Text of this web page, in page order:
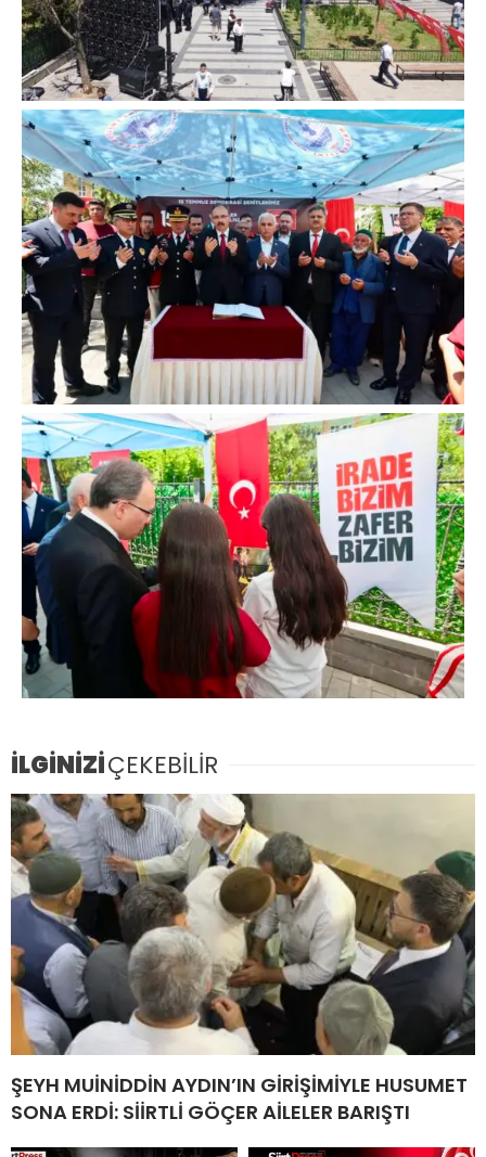
İLGİNİZİÇEKEBİLİR
ŞEYH MUİNİDDİN AYDIN’IN GİRİŞİMİYLE HUSUMET
SONA ERDİ: SİİRTLİ GÖÇER AİLELER BARIŞTI